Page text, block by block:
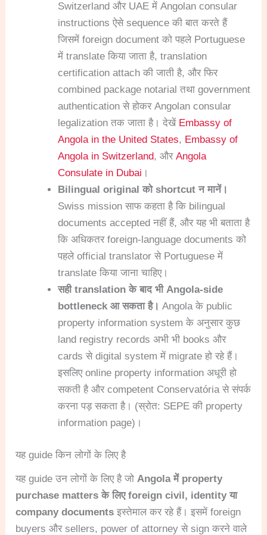
Switzerland और UAE में Angolan consular
instructions ऐसे sequence की बात करते हैं
जिसमें foreign document को पहले Portuguese
में translate किया जाता है, translation
certification attach की जाती है, और फिर
combined package notarial तथा government
authentication से होकर Angolan consular
legalization तक जाता है। देखें Embassy of
Angola in the United States, Embassy of
Angola in Switzerland, औरAngola
Consulate in Dubai ।
Bilingual original को shortcut न मानें।
Swiss mission साफ कहता है कि bilingual
documents accepted नहीं हैं, और यह भी बताता है
कि अधिकतर foreign-language documents को
पहले official translator से Portuguese में
translate किया जाना चाहिए।
सही translation के बाद भी Angola-side
bottleneck आ सकता है। Angola के public
property information system के अनुसार कुछ
land registry records अभी भी books और
cards से digital system में migrate हो रहे हैं।
इसलिए online property information अधूरी हो
सकती है और competent Conservatória से संपर्क
करना पड़ सकता है। (स्रोत: SEPE की property
information page)।
यह guide किन लोगों के लिए है
यह guide उन लोगों के लिए है जो Angola में property
purchase matters के लिए foreign civil, identity या
company documents इस्तेमाल कर रहे हैं। इसमें foreign
buyers और sellers, power of attorney से sign करने वाले